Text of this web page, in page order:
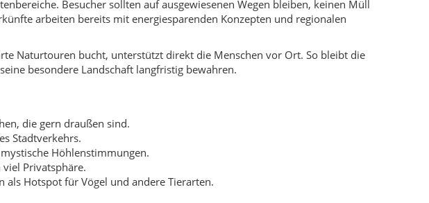
In den Dörfern werden häufig Hausbrot, Käse aus eigener
Fisch, Meeresfrüchte und saisonale Salate auf der Speisekarte.
Salat und Brot.
allem in den kühleren Monaten beliebt.
Orten auch typische Rezepte mit Herkunftsgeschichte vorgestellt –